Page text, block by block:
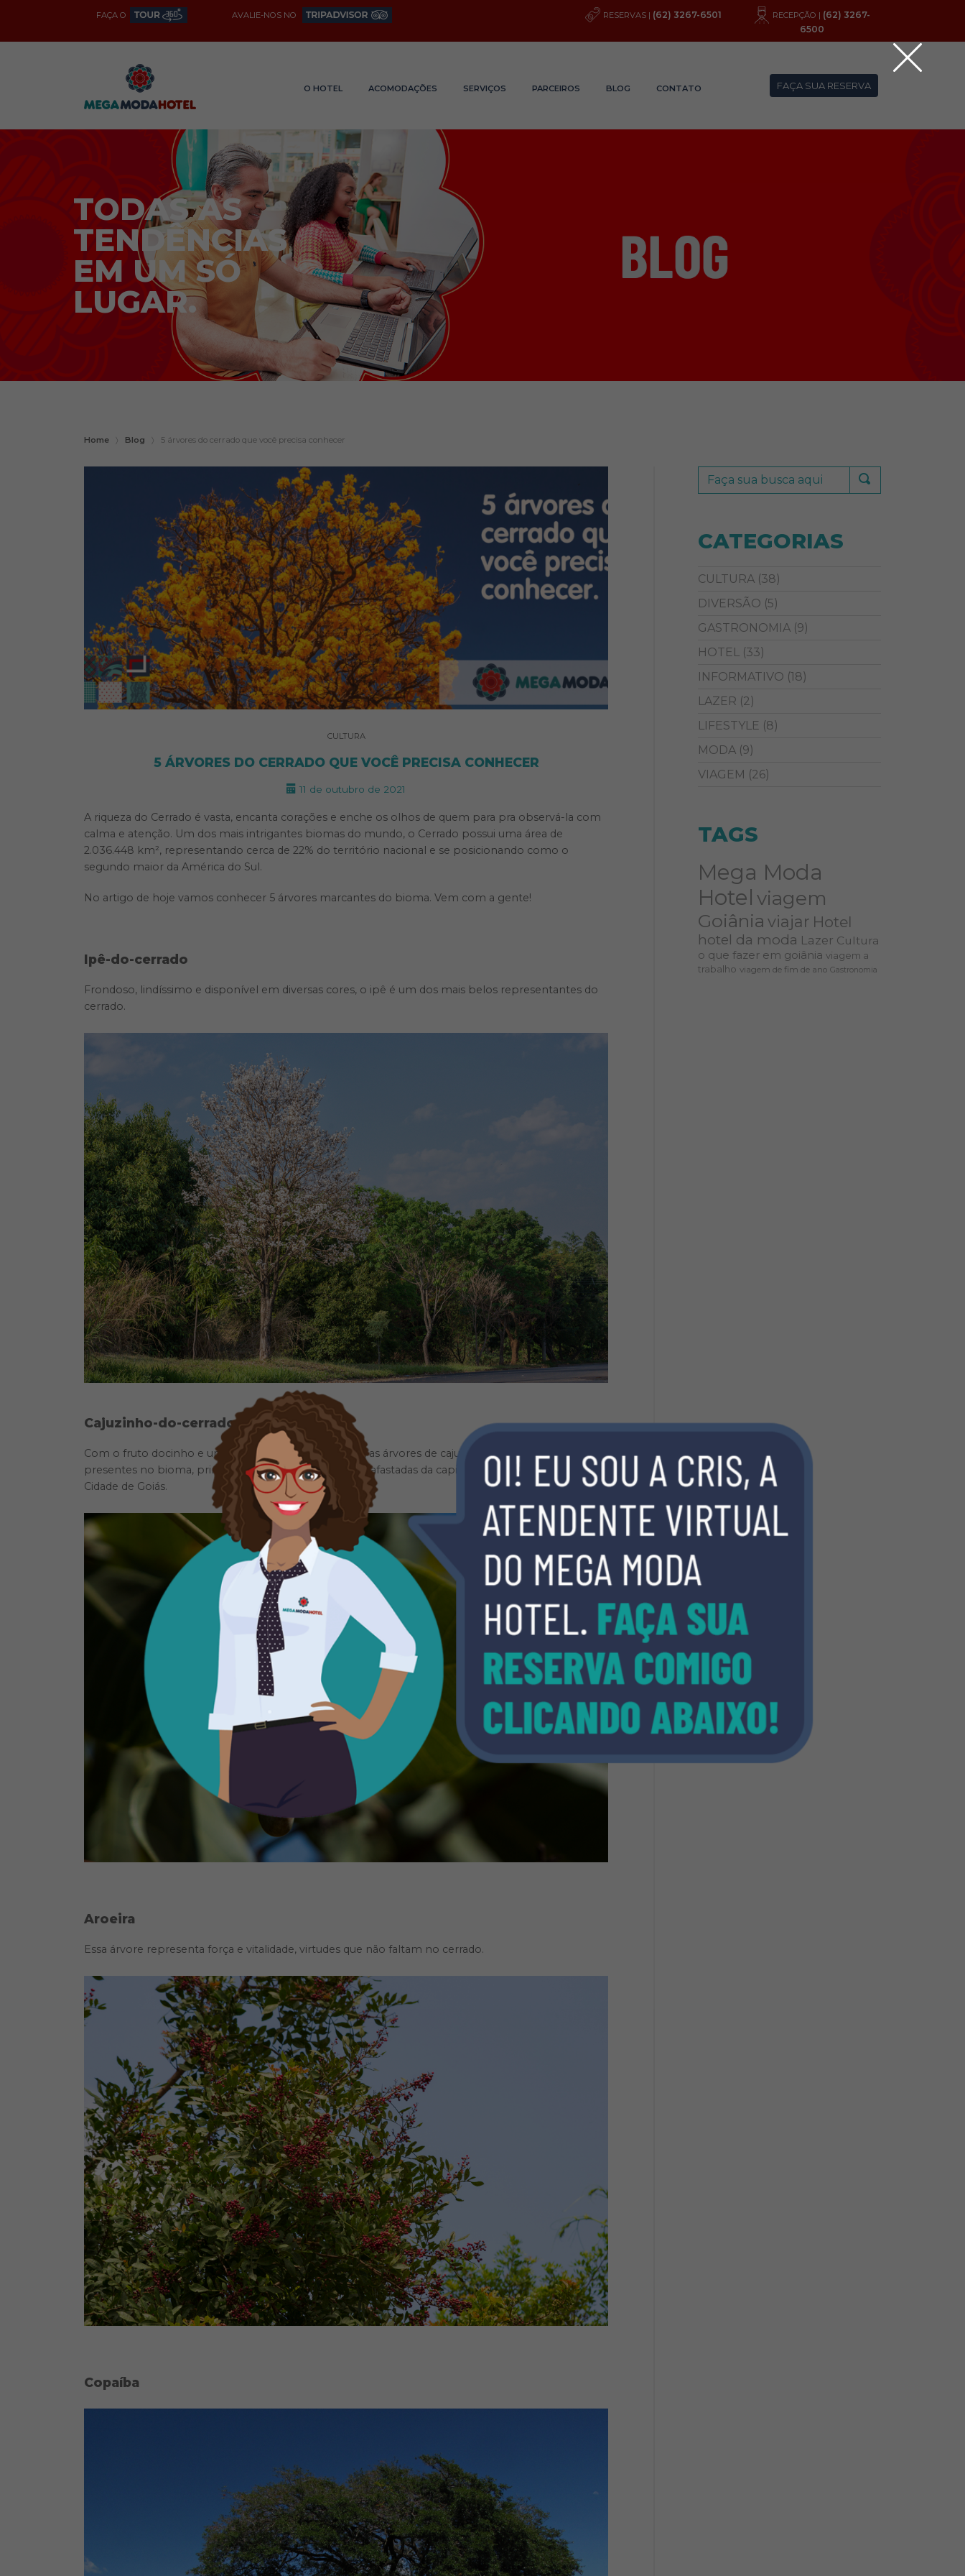
FAÇA O AVALIE-NOS NO RESERVAS | (62) 3267-6501 RECEPÇÃO | (62) 3267-
6500
O HOTEL ACOMODAÇÕES SERVIÇOS PARCEIROS BLOG CONTATO FAÇA SUA RESERVA
TODAS AS
TENDÊNCIAS
EM UM SÓ
LUGAR.
Home 〉 Blog 〉 5 árvores do cerrado que você precisa conhecer
CULTURA
5 ÁRVORES DO CERRADO QUE VOCÊ PRECISA CONHECER
11 de outubro de 2021
A riqueza do Cerrado é vasta, encanta corações e enche os olhos de quem para pra observá-la com
calma e atenção. Um dos mais intrigantes biomas do mundo, o Cerrado possui uma área de
2.036.448 km², representando cerca de 22% do território nacional e se posicionando como o
segundo maior da América do Sul.
No artigo de hoje vamos conhecer 5 árvores marcantes do bioma. Vem com a gente!
Ipê-do-cerrado
Frondoso, lindíssimo e disponível em diversas cores, o ipê é um dos mais belos representantes do
cerrado.
Cajuzinho-do-cerrado
Com o fruto docinho e uma estrutura mais compacta, as árvores de cajuzinho-do-cerrado são
presentes no bioma, principalmente em cidades mais afastadas da capital, como Pirenópolis e
Cidade de Goiás.
Aroeira
Essa árvore representa força e vitalidade, virtudes que não faltam no cerrado.
Copaíba
CATEGORIAS
CULTURA (38)
DIVERSÃO (5)
GASTRONOMIA (9)
HOTEL (33)
INFORMATIVO (18)
LAZER (2)
LIFESTYLE (8)
MODA (9)
VIAGEM (26)
TAGS
Mega Moda
Hotel viagem
Goiânia viajar Hotel
hotel da moda Lazer Cultura
o que fazer em goiânia viagem a
trabalho viagem de fim de ano Gastronomia